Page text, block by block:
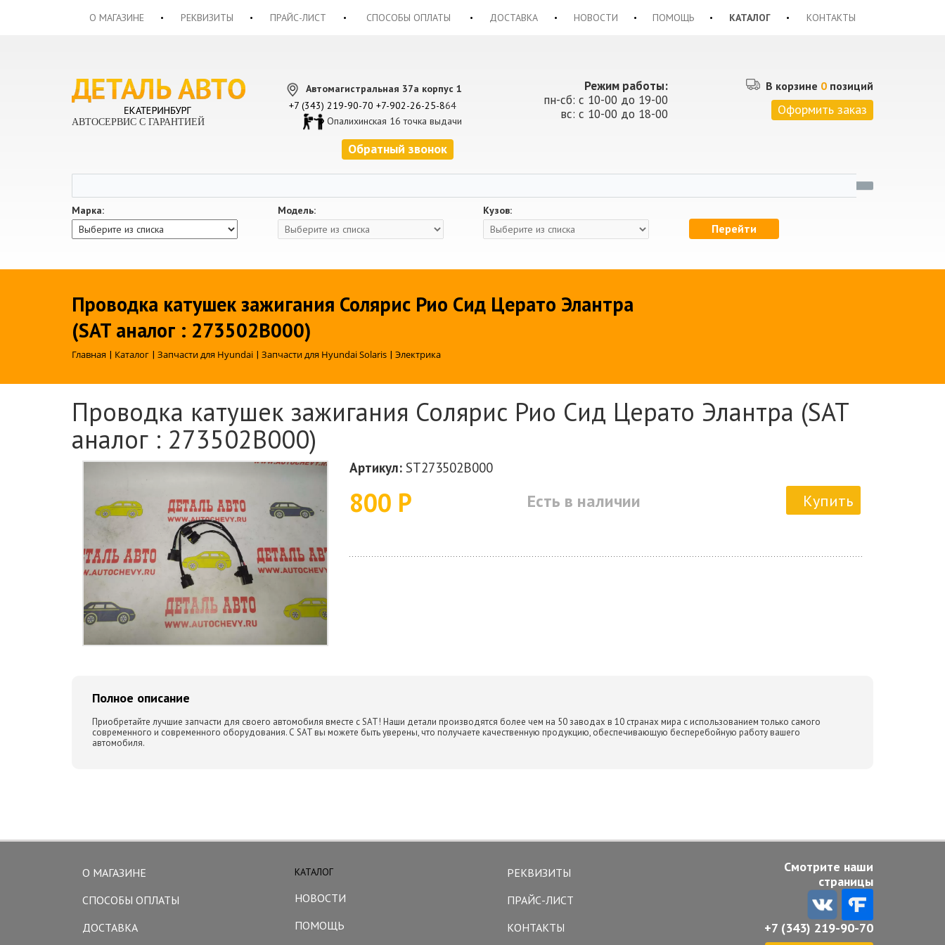
О МАГАЗИНЕ РЕКВИЗИТЫ ПРАЙС-ЛИСТ СПОСОБЫ ОПЛАТЫ ДОСТАВКА НОВОСТИ ПОМОЩЬ КАТАЛОГ КОНТАКТЫ
АВТОСЕРВИС С ГАРАНТИЕЙ
Автомагистральная 37а корпус 1
+7 (343) 219-90-70 +7-902-26-25-864
Опалихинская 16 точка выдачи
Обратный звонок
Режим работы:
пн-сб: с 10-00 до 19-00
вс: с 10-00 до 18-00
В корзине 0 позиций
Оформить заказ
Марка: Модель: Кузов:
Перейти
Проводка катушек зажигания Солярис Рио Сид Церато Элантра
(SAT аналог : 273502B000)
Главная | Каталог | Запчасти для Hyundai | Запчасти для Hyundai Solaris | Электрика
Проводка катушек зажигания Солярис Рио Сид Церато Элантра (SAT
аналог : 273502B000)
Артикул: ST273502B000
800 Р Есть в наличии Купить
Полное описание
Приобретайте лучшие запчасти для своего автомобиля вместе с SAT! Наши детали производятся более чем на 50 заводах в 10 странах мира с использованием только самого
современного и современного оборудования. С SAT вы можете быть уверены, что получаете качественную продукцию, обеспечивающую бесперебойную работу вашего
автомобиля.
О МАГАЗИНЕ
СПОСОБЫ ОПЛАТЫ
ДОСТАВКА
КАТАЛОГ
НОВОСТИ
ПОМОЩЬ
РЕКВИЗИТЫ
ПРАЙС-ЛИСТ
КОНТАКТЫ
Смотрите наши
страницы
+7 (343) 219-90-70